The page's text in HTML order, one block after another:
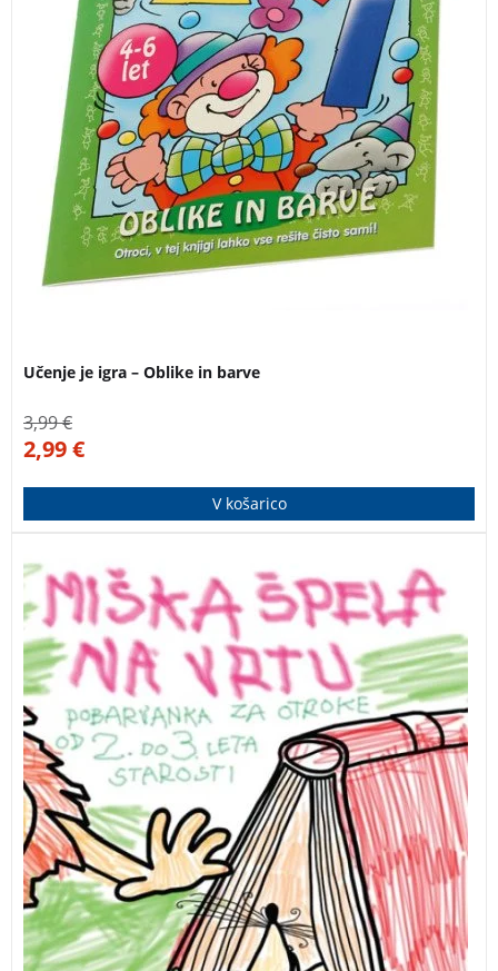
Učenje je igra – Oblike in barve
3,99€
2,99€
V košarico
Pobarvanka za otroke od 2. do 3. leta starosti.